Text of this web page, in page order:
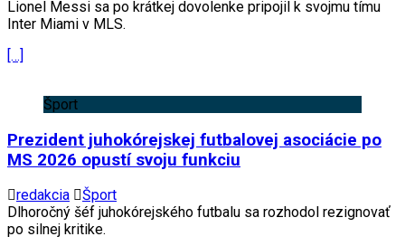
Lionel Messi sa po krátkej dovolenke pripojil k svojmu tímu
Inter Miami v MLS.
[…]
Šport
Prezident juhokórejskej futbalovej asociácie po
MS 2026 opustí svoju funkciu
redakcia
Šport
Dlhoročný šéf juhokórejského futbalu sa rozhodol rezignovať
po silnej kritike.